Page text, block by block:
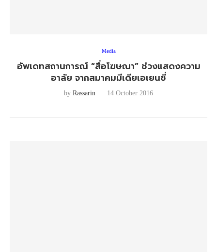
Media
อัพเดทสถานการณ์ “สื่อโฆษณา” ช่วงแสดงความ
อาลัย จากสมาคมมีเดียเอเยนซี่
by Rassarin 14 October 2016